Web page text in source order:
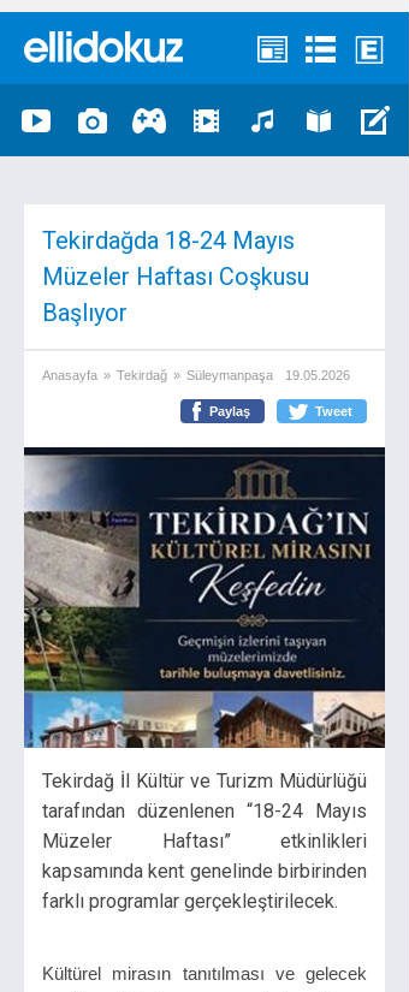
Tekirdağda 18-24 Mayıs
Müzeler Haftası Coşkusu
Başlıyor
Anasayfa » Tekirdağ » Süleymanpaşa 19.05.2026
Paylaş Tweet
Tekirdağ İl Kültür ve Turizm Müdürlüğü
tarafından düzenlenen “18-24 Mayıs
Müzeler Haftası” etkinlikleri
kapsamında kent genelinde birbirinden
farklı programlar gerçekleştirilecek.
Kültürel mirasın tanıtılması ve gelecek